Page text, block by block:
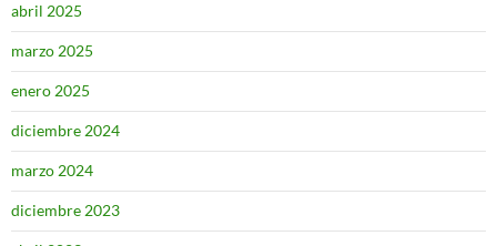
abril 2025
marzo 2025
enero 2025
diciembre 2024
marzo 2024
diciembre 2023